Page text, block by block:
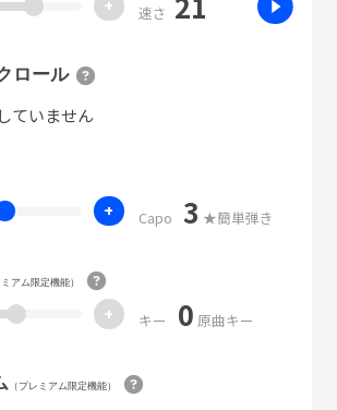
+ 速さ
ロール
ていません
+ Capo 3 ★簡単弾き
アム限定機能）
+ キー 0 原曲キー
（プレミアム限定機能）